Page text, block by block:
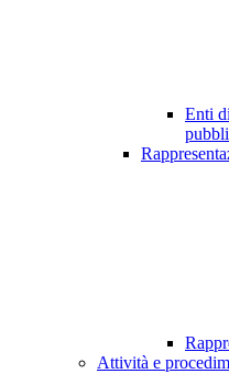
Enti
Attività e